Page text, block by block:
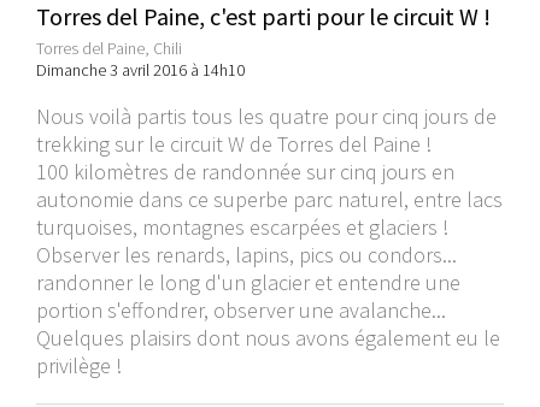
Torres del Paine, c'est parti pour le circuit W !
Torres del Paine, Chili
Dimanche 3 avril 2016 à 14h10
Nous voilà partis tous les quatre pour cinq jours de
trekking sur le circuit W de Torres del Paine !
100 kilomètres de randonnée sur cinq jours en
autonomie dans ce superbe parc naturel, entre lacs
turquoises, montagnes escarpées et glaciers !
Observer les renards, lapins, pics ou condors...
randonner le long d'un glacier et entendre une
portion s'effondrer, observer une avalanche...
Quelques plaisirs dont nous avons également eu le
privilège !